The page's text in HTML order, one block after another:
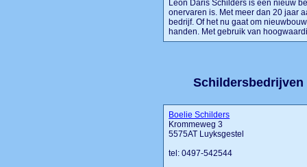
Leon Daris Schilders is een nieuw
onervaren is. Met meer dan 20 jaar
bedrijf. Of het nu gaat om
handen. Met gebruik van
Boelie Schilders
Krommeweg 3
5575AT Luyksgestel
tel: 0497-542544